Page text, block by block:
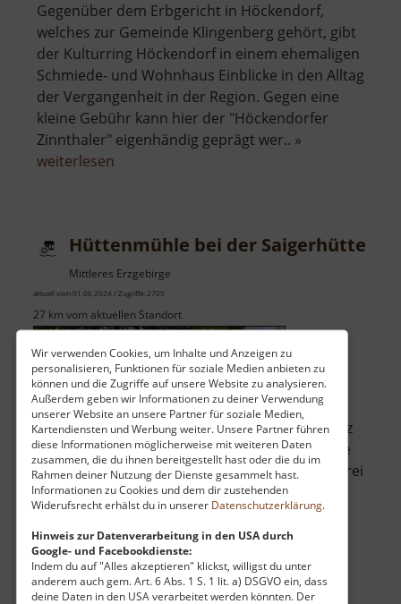
Wir verwenden Cookies, um Inhalte und Anzeigen zu
personalisieren, Funktionen für soziale Medien anbieten zu
können und die Zugriffe auf unsere Website zu analysieren.
Außerdem geben wir Informationen zu deiner Verwendung
unserer Website an unsere Partner für soziale Medien,
Kartendiensten und Werbung weiter. Unsere Partner führen
diese Informationen möglicherweise mit weiteren Daten
zusammen, die du ihnen bereitgestellt hast oder die du im
Rahmen deiner Nutzung der Dienste gesammelt hast.
Informationen zu Cookies und dem dir zustehenden
Widerufsrecht erhälst du in unserer Datenschutzerklärung.
Hinweis zur Datenverarbeitung in den USA durch
Google- und Facebookdienste:
Indem du auf "Alles akzeptieren" klickst, willigst du unter
anderem auch gem. Art. 6 Abs. 1 S. 1 lit. a) DSGVO ein, dass
deine Daten in den USA verarbeitet werden könnten. Der
Gegenüber dem Erbgericht in Höckendorf,
welches zur Gemeinde Klingenberg gehört, gibt
der Kulturring Höckendorf in einem ehemaligen
Schmiede- und Wohnhaus Einblicke in den Alltag
der Vergangenheit in der Region. Gegen eine
kleine Gebühr kann hier der "Höckendorfer
Zinnthaler" eigenhändig geprägt wer.. »
weiterlesen
Hüttenmühle bei der Saigerhütte
Mittleres Erzgebirge
aktuell vom 01.06.2024 / Zugriffe: 2705
27 km vom aktuellen Standort
Mit dem Aufbau der Saigerhütte entstand ganz
in der Nähe auch eine Mühle. Sie wurde für die
Versorgung der Arbeiter benötigt und hatte drei
Mahlwerke. Bis Ende des 19. Jahrhunderts
wurde hier gemalen und die Mühle per Pacht
immer weiter betrieben. Ab dann wurde sie
umgewidmet und zu einem Holzverarb.. »
weiterlesenüber
Hüttenmühle